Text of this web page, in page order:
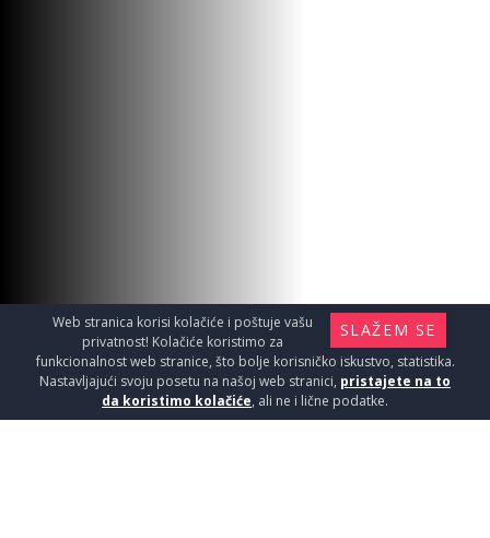
SLAŽEM SE
Web stranica korisi kolačiće i poštuje vašu
privatnost! Kolačiće koristimo za
funkcionalnost web stranice, što bolje korisničko iskustvo, statistika.
Nastavljajući svoju posetu na našoj web stranici, pristajete na to
da koristimo kolačiće, ali ne i lične podatke.